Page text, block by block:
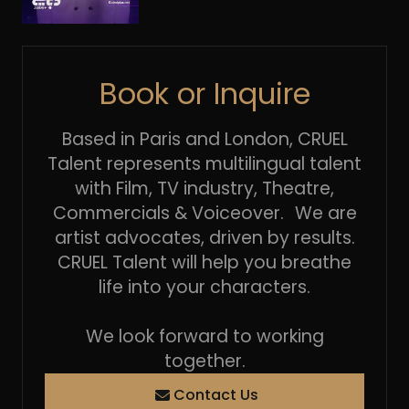
Book or Inquire
Based in Paris and London, CRUEL
Talent represents multilingual talent
with Film, TV industry, Theatre,
Commercials & Voiceover. We are
artist advocates, driven by results.
CRUEL Talent will help you breathe
life into your characters.
We look forward to working
together.
Contact Us